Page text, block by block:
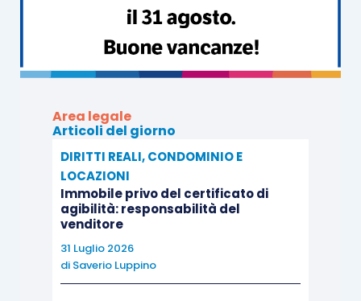
Area legale
Articoli del giorno
DIRITTI REALI, CONDOMINIO E
LOCAZIONI
Immobile privo del certificato di
agibilità: responsabilità del
venditore
31 Luglio 2026
di Saverio Luppino